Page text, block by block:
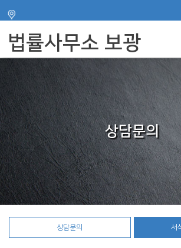
법률사무소 보광
상담문의
상담문의 서